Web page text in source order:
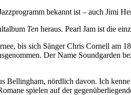
bekannt ist – auch Jimi
Ten heraus. Pearl Jam ist die
bis sich Sänger Chris Cornell am
Der Name Soundgarden
Bellingham, nördlich davon. Ich
spielen auf der